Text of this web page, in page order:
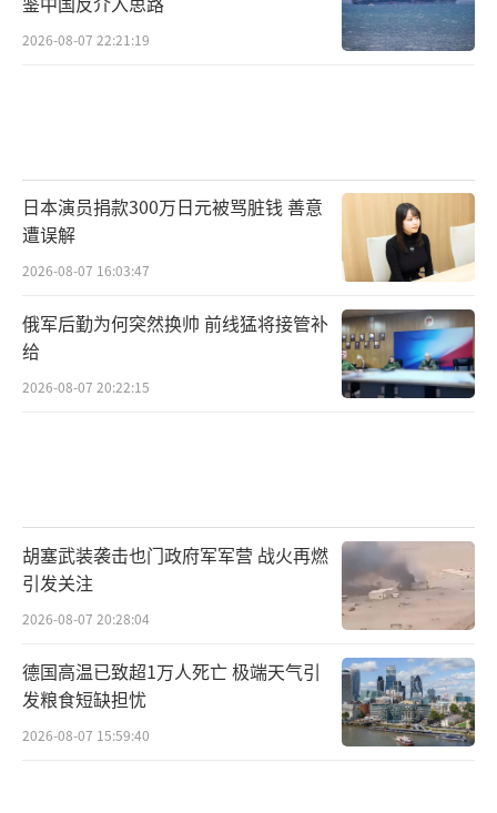
2026-08-07 22:21:19
日本演员捐款300万日元被骂脏钱 善意
遭误解
2026-08-07 16:03:47
俄军后勤为何突然换帅 前线猛将接管补
给
2026-08-07 20:22:15
胡塞武装袭击也门政府军军营 战火再燃
引发关注
2026-08-07 20:28:04
德国高温已致超1万人死亡 极端天气引
发粮食短缺担忧
2026-08-07 15:59:40